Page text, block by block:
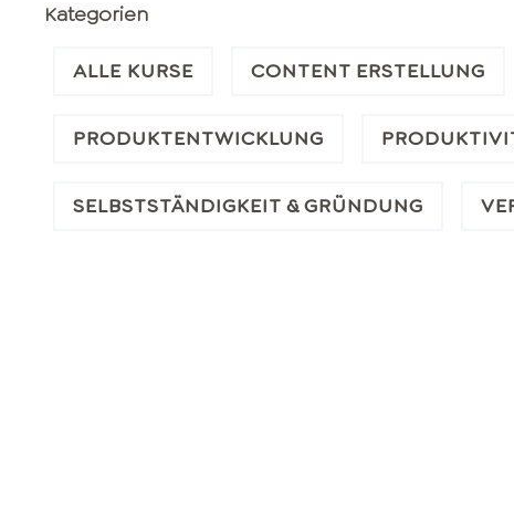
Kategorien
ALLE KURSE CONTENT ERSTELLUNG
PRODUKTENTWICKLUNG
SELBSTSTÄNDIGKEIT & GRÜNDUNG